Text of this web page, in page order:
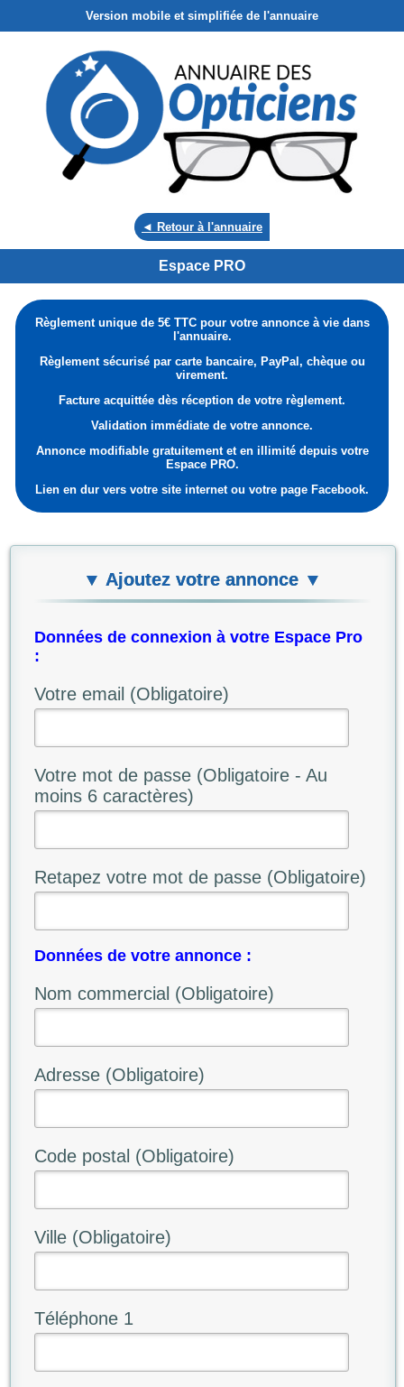
Version mobile et simplifiée de l'annuaire
◄ Retour à l'annuaire
Espace PRO
Règlement unique de 5€ TTC pour votre annonce à vie dans
l'annuaire.
Règlement sécurisé par carte bancaire, PayPal, chèque ou
virement.
Facture acquittée dès réception de votre règlement.
Validation immédiate de votre annonce.
Annonce modifiable gratuitement et en illimité depuis votre
Espace PRO.
Lien en dur vers votre site internet ou votre page Facebook.
▼ Ajoutez votre annonce ▼
Données de connexion à votre Espace Pro
:
Votre email (Obligatoire)
Votre mot de passe (Obligatoire - Au
moins 6 caractères)
Retapez votre mot de passe (Obligatoire)
Données de votre annonce :
Nom commercial (Obligatoire)
Adresse (Obligatoire)
Code postal (Obligatoire)
Ville (Obligatoire)
Téléphone 1